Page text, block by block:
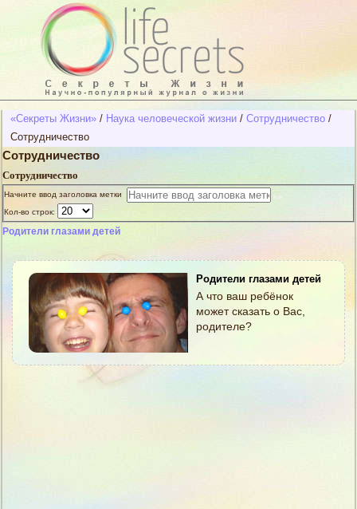
«Секреты Жизни» / Наука человеческой жизни / Сотрудничество /
Сотрудничество
Сотрудничество
Сотрудничество
Начните ввод заголовка метки
Кол-во строк:
Родители глазами детей
Родители глазами детей
А что ваш ребёнок
может сказать о Вас,
родителе?